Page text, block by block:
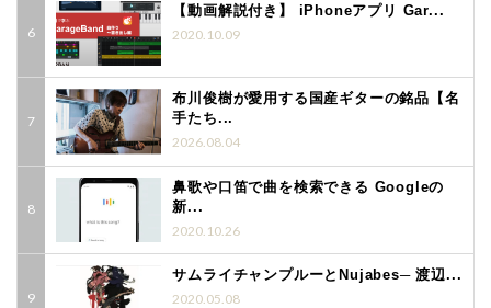
【動画解説付き】 iPhoneアプリ Gar...
2020.10.09
布川俊樹が愛用する国産ギターの銘品【名
手たち...
2026.08.04
鼻歌や口笛で曲を検索できる Googleの
新...
2020.10.26
サムライチャンプルーとNujabes─ 渡辺...
2020.05.08